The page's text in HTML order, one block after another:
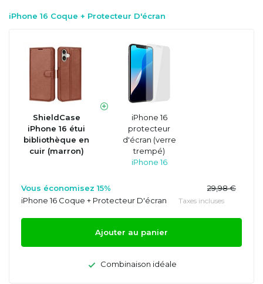
iPhone 16 Coque + Protecteur D'écran
ShieldCase
iPhone 16 étui
bibliothèque en
cuir (marron)
iPhone 16
protecteur
d'écran (verre
trempé)
iPhone 16
Vous économisez 15%
29,98 €
iPhone 16 Coque + Protecteur D'écran
Taxes incluses
Ajouter au panier
Combinaison idéale